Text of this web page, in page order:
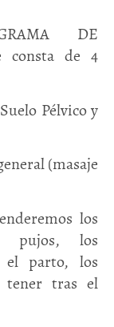
DE
consta de 4
Pélvico y
(masaje
los
pujos, los
el parto, los
tener tras el